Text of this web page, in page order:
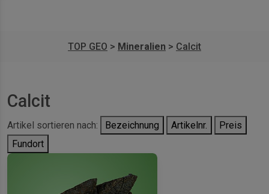
TOP GEO > Mineralien > Calcit
Calcit
Artikel sortieren nach: Bezeichnung Artikelnr.
Preis
Fundort